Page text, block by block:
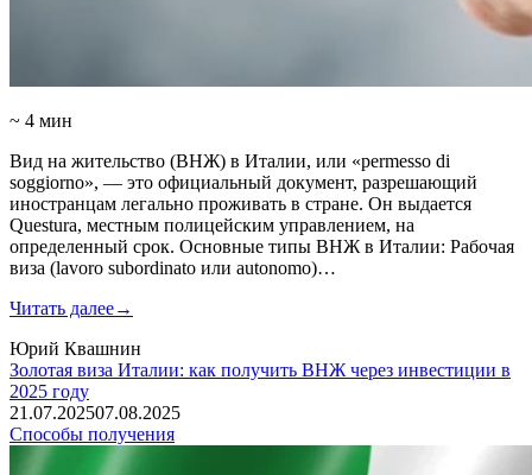
~ 4 мин
Вид на жительство (ВНЖ) в Италии, или «permesso di
soggiorno», — это официальный документ, разрешающий
иностранцам легально проживать в стране. Он выдается
Questura, местным полицейским управлением, на
определенный срок. Основные типы ВНЖ в Италии: Рабочая
виза (lavoro subordinato или autonomo)…
Читать далее→
Юрий Квашнин
Золотая виза Италии: как получить ВНЖ через инвестиции в
2025 году
21.07.202507.08.2025
Способы получения